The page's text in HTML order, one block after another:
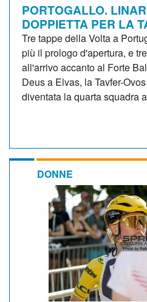
PORTOGALLO.
DOPPIETTA PER LA
Tre tappe della Volta a
più il prologo d'apertura, e
all'arrivo accanto al Forte
Deus a Elvas, la Tavfer-
diventata la quarta squadra
DONNE